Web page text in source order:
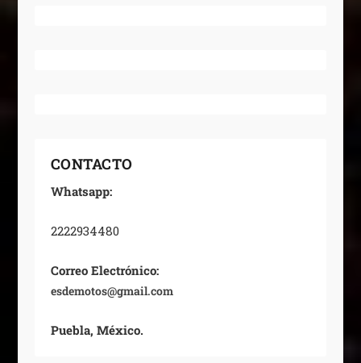
CONTACTO
Whatsapp:
2222934480
Correo Electrónico:
esdemotos@gmail.com
Puebla, México.